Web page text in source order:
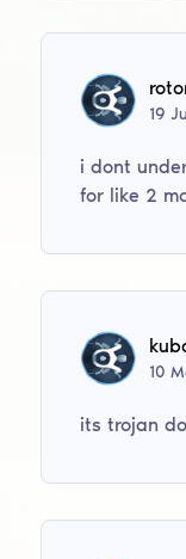
19
i dont
for like 2
10
its trojan